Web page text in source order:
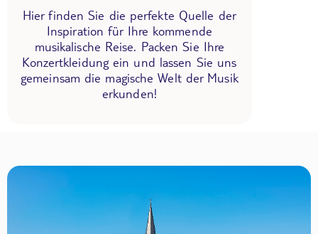
Hier finden Sie die perfekte Quelle der
Inspiration für Ihre kommende
musikalische Reise. Packen Sie Ihre
Konzertkleidung ein und lassen Sie uns
gemeinsam die magische Welt der Musik
erkunden!